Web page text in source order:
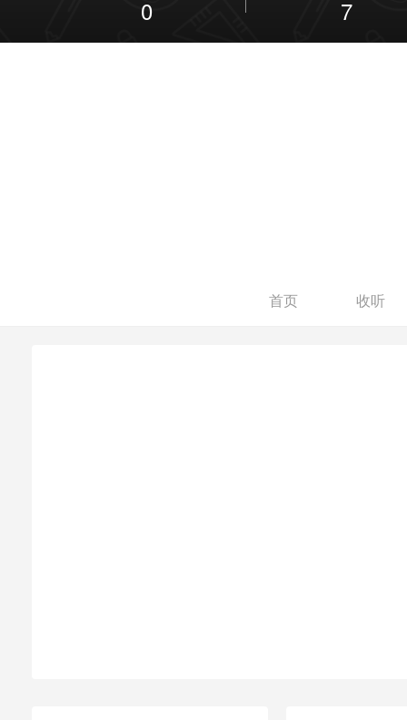
0 7
首页 收听